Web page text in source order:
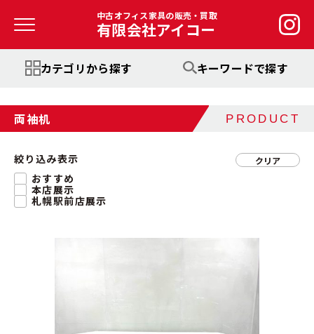
中古オフィス家具の販売・買取
有限会社アイコー
カテゴリから探す キーワードで探す
両袖机 PRODUCT
絞り込み表示
おすすめ
本店展示
札幌駅前店展示
クリア